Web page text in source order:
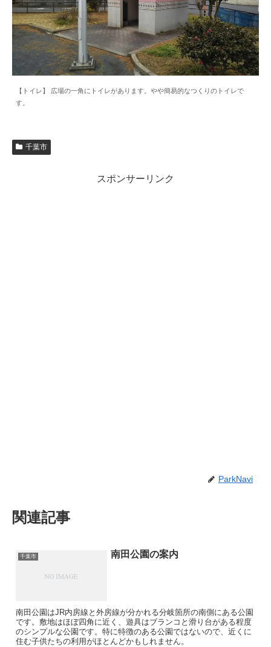
【トイレ】 広場の一角にトイレがあります。やや簡易的なつくりのトイレで
す。
千葉市
スポンサーリンク
ParkNavi
関連記事
千葉市 南田公園の案内
南田公園はJR内房線と外房線が分かれる分岐箇所の南側にある公園
です。敷地はほぼ四角に近く、遊具はブランコと滑り台がある程度
のシンプルな公園です。特に特徴のある公園ではないので、近くに
住む子供たちの利用がほとんどかもしれません。